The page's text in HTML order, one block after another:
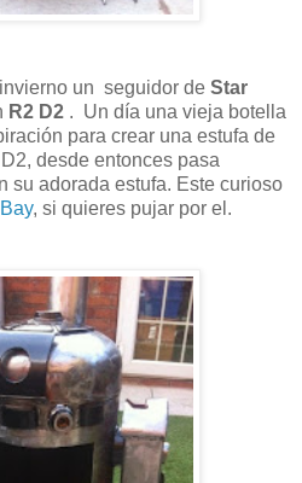
un seguidor de Star
R2 D2 . Un día una vieja botella
para crear una estufa de
desde entonces pasa
su adorada estufa. Este curioso
, si quieres pujar por el.